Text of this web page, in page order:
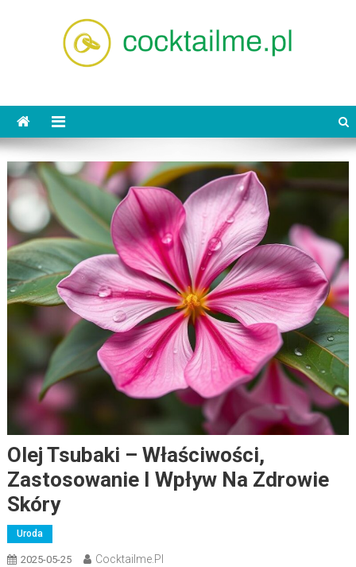
Olej Tsubaki – Właściwości,
Zastosowanie I Wpływ Na Zdrowie
Skóry
Uroda
2025-05-25 Cocktailme.pl